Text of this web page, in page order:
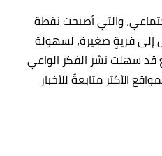
والتي أصبحت نقطة
إلى قريةٍ صغيرة، لسهولة
قد سهلت نشر الفكر الواعي
الأكثر متابعةً للأخبار